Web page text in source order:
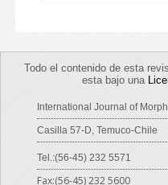
Todo el contenido de esta
esta bajo una
International Journal of
Casilla 57-D, Temuco-Chile
Tel.:(56-45) 232 5571
Fax:(56-45) 232 5600